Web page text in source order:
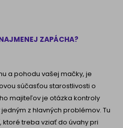
ZAPÁCHA?
a pohodu vašej mačky, je
súčasťou starostlivosti o
majiteľov je otázka kontroly
z hlavných problémov. Tu
treba vziať do úvahy pri